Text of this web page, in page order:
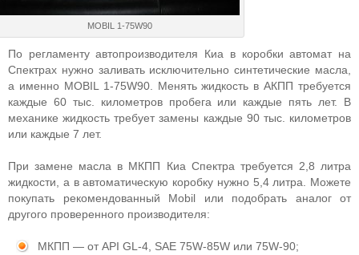
MOBIL 1-75W90
По регламенту автопроизводителя Киа в коробки автомат на
Спектрах нужно заливать исключительно синтетические масла,
а именно MOBIL 1-75W90. Менять жидкость в АКПП требуется
каждые 60 тыс. километров пробега или каждые пять лет. В
механике жидкость требует замены каждые 90 тыс. километров
или каждые 7 лет.
При замене масла в МКПП Киа Спектра требуется 2,8 литра
жидкости, а в автоматическую коробку нужно 5,4 литра. Можете
покупать рекомендованный Mobil или подобрать аналог от
другого проверенного производителя:
МКПП — от API GL-4, SAE 75W-85W или 75W-90;